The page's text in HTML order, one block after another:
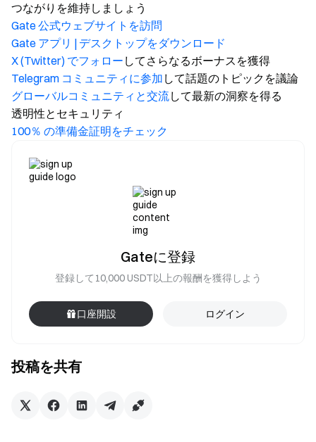
つながりを維持しましょう
Gate 公式ウェブサイトを訪問
Gate アプリ | デスクトップをダウンロード
X (Twitter) でフォロー してさらなるボーナスを獲得
Telegram コミュニティに参加 して話題のトピックを議論
グローバルコミュニティと交流して最新の洞察を得る
透明性とセキュリティ
100％ の準備金証明をチェック
投稿を共有
Gateに登録
登録して10,000 USDT以上の報酬を獲得しよう
口座開設 ログイン